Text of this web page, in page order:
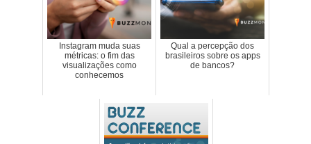
Instagram muda suas
métricas: o fim das
visualizações como
conhecemos
Qual a percepção dos
brasileiros sobre os apps
de bancos?